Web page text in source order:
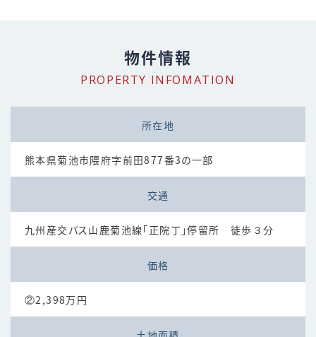
物件情報
PROPERTY INFOMATION
所在地
熊本県菊池市隈府字前田877番3の一部
交通
九州産交バス山鹿菊池線「正院丁」停留所 徒歩３分
価格
②2,398万円